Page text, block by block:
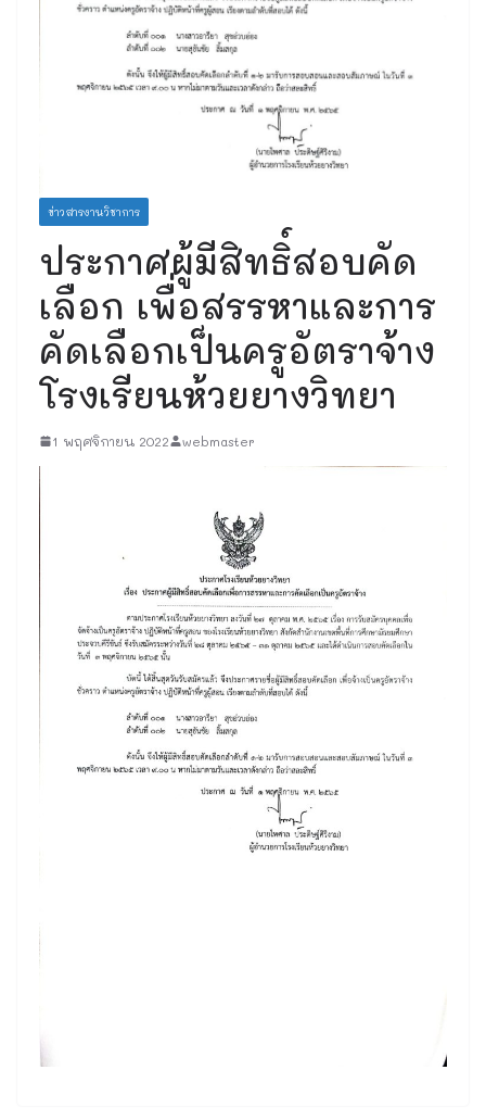
ข่าวสารงานวิชาการ
ประกาศผู้มีสิทธิ์สอบคัด
เลือก เพื่อสรรหาและการ
คัดเลือกเป็นครูอัตราจ้าง
โรงเรียนห้วยยางวิทยา
1 พฤศจิกายน 2022 webmaster